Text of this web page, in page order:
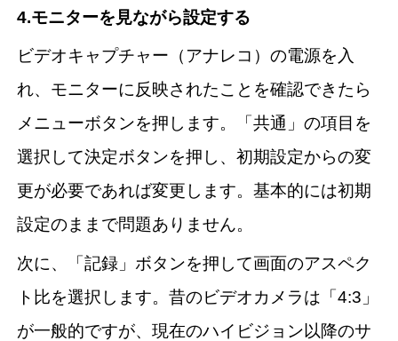
4.モニターを見ながら設定する
ビデオキャプチャー（アナレコ）の電源を入
れ、モニターに反映されたことを確認できたら
メニューボタンを押します。「共通」の項目を
選択して決定ボタンを押し、初期設定からの変
更が必要であれば変更します。基本的には初期
設定のままで問題ありません。
次に、「記録」ボタンを押して画面のアスペク
ト比を選択します。昔のビデオカメラは「4:3」
が一般的ですが、現在のハイビジョン以降のサ